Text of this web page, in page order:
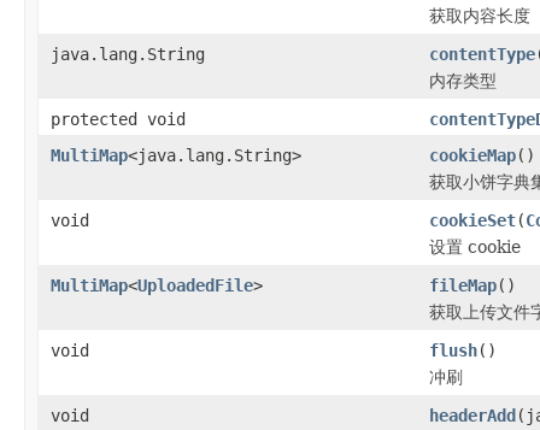
获取内容长度
java.lang.String
contentType
内存类型
protected void
MultiMap<java.lang.String> cookieMap()
获取小饼字典
void
cookieSet(
设置 cookie
MultiMap<UploadedFile> fileMap()
获取上传文件
void
flush()
冲刷
void
headerAdd